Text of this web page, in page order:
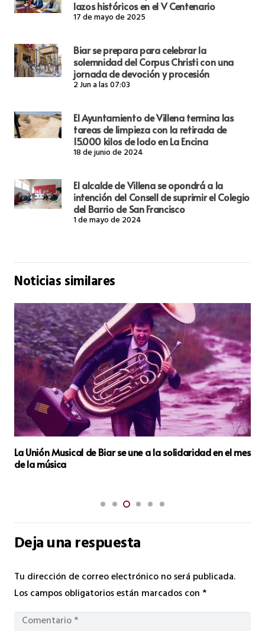
lazos históricos en el V Centenario
17 de mayo de 2025
Biar se prepara para celebrar la
solemnidad del Corpus Christi con una
jornada de devoción y procesión
2 Jun a las 07:03
El Ayuntamiento de Villena termina las
tareas de limpieza con la retirada de
15.000 kilos de lodo en La Encina
18 de junio de 2024
El alcalde de Villena se opondrá a la
intención del Consell de suprimir el Colegio
del Barrio de San Francisco
1 de mayo de 2024
Noticias similares
José Payá Beltrán, Elegido Premio 9 d’Octubre 2025 de
Biar por Votación Popular del Consell de Cultura
Deja una respuesta
Tu dirección de correo electrónico no será publicada.
Los campos obligatorios están marcados con*